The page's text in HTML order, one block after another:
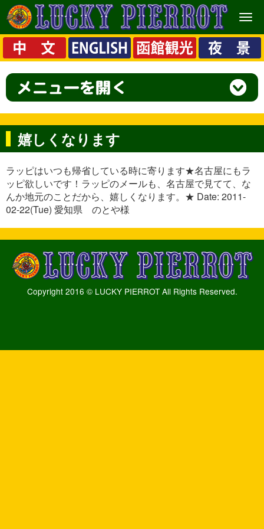
メ
ニ
ュ
ー
嬉しくなります
ラッピはいつも帰省している時に寄ります★名古屋にもラ
ッピ欲しいです！ラッピのメールも、名古屋で見てて、な
んか地元のことだから、嬉しくなります。★ Date: 2011-
02-22(Tue) 愛知県 のとや様
Copyright 2016 © LUCKY PIERROT All Rights Reserved.